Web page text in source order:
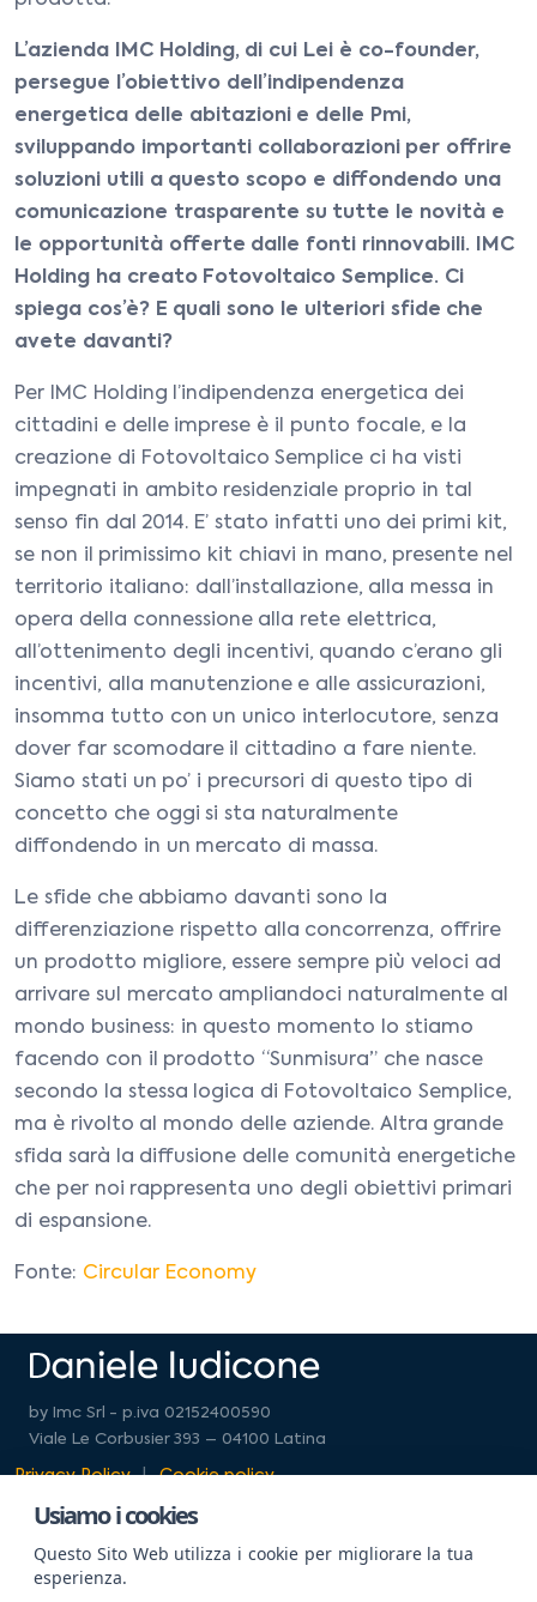
L’azienda IMC Holding, di cui Lei è co-founder,
persegue l’obiettivo dell’indipendenza
energetica delle abitazioni e delle Pmi,
sviluppando importanti collaborazioni per offrire
soluzioni utili a questo scopo e diffondendo una
comunicazione trasparente su tutte le novità e
le opportunità offerte dalle fonti rinnovabili. IMC
Holding ha creato Fotovoltaico Semplice. Ci
spiega cos’è? E quali sono le ulteriori sfide che
avete davanti?
Per IMC Holding l’indipendenza energetica dei
cittadini e delle imprese è il punto focale, e la
creazione di Fotovoltaico Semplice ci ha visti
impegnati in ambito residenziale proprio in tal
senso fin dal 2014. E’ stato infatti uno dei primi kit,
se non il primissimo kit chiavi in mano, presente nel
territorio italiano: dall’installazione, alla messa in
opera della connessione alla rete elettrica,
all’ottenimento degli incentivi, quando c’erano gli
incentivi, alla manutenzione e alle assicurazioni,
insomma tutto con un unico interlocutore, senza
dover far scomodare il cittadino a fare niente.
Siamo stati un po’ i precursori di questo tipo di
concetto che oggi si sta naturalmente
diffondendo in un mercato di massa.
Le sfide che abbiamo davanti sono la
differenziazione rispetto alla concorrenza, offrire
un prodotto migliore, essere sempre più veloci ad
arrivare sul mercato ampliandoci naturalmente al
mondo business: in questo momento lo stiamo
facendo con il prodotto “Sunmisura” che nasce
secondo la stessa logica di Fotovoltaico Semplice,
ma è rivolto al mondo delle aziende. Altra grande
sfida sarà la diffusione delle comunità energetiche
che per noi rappresenta uno degli obiettivi primari
di espansione.
Fonte: Circular Economy
by Imc Srl - p.iva 02152400590
Viale Le Corbusier 393 – 04100 Latina
Privacy Policy Cookie policy
Usiamo i cookies
Questo Sito Web utilizza i cookie per migliorare la tua
esperienza.